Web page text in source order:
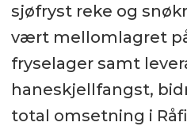
sjøfryst reke og
vært mellomlagret
fryselager samt
haneskjellfangst,
total omsetning i